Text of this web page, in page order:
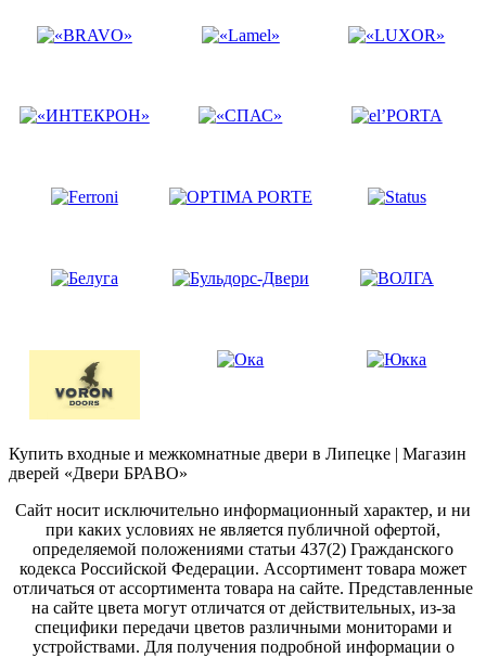
Купить входные и межкомнатные двери в Липецке | Магазин
дверей «Двери БРАВО»
Сайт носит исключительно информационный характер, и ни
при каких условиях не является публичной офертой,
определяемой положениями статьи 437(2) Гражданского
кодекса Российской Федерации. Ассортимент товара может
отличаться от ассортимента товара на сайте. Представленные
на сайте цвета могут отличатся от действительных, из-за
специфики передачи цветов различными мониторами и
устройствами. Для получения подробной информации о